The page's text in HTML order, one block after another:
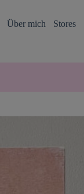
Über mich Stores